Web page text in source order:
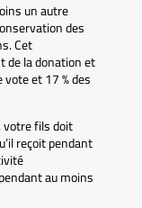
un autre
des
Cet
de la donation et
et 17 % des
votre fils doit
reçoit pendant
au moins